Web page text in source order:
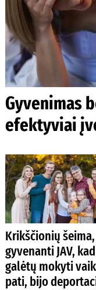
Gyvenimas
efektyviai
Krikščionių šeima,
gyvenanti JAV, kad
galėtų mokyti
pati, bijo